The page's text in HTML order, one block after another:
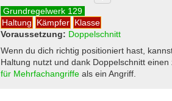
Grundregelwerk 129
Haltung
Kämpfer Klasse
Voraussetzung: Doppelschnitt
Wenn du dich richtig positioniert hast,
Haltung nutzt und dank Doppelschnitt
für Mehrfachangriffeals ein Angriff.